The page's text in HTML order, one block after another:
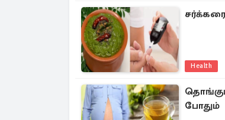
Health
போதும்